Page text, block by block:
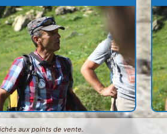
aux points de vente.